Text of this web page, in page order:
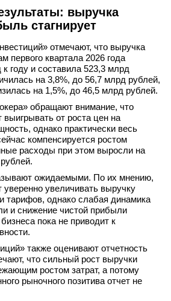
выручка
стагнирует
отмечают, что выручка
первого квартала 2026 года
году и составила 523,3 млрд
на 3,8%, до 56,7 млрд рублей,
на 1,5%, до 46,5 млрд рублей.
обращают внимание, что
от роста цен на
однако практически весь
компенсируется ростом
расходы при этом выросли на
ожидаемыми. По их мнению,
увеличивать выручку
тарифов, однако слабая динамика
и снижение чистой прибыли
пока не приводит к
также оценивают отчетность
что сильный рост выручки
ростом затрат, а потому
рыночного позитива отчет не